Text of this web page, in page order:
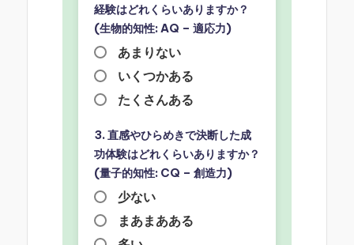
経験はどれくらいありますか？
(生物的知性: AQ – 適応力)
あまりない
いくつかある
たくさんある
3. 直感やひらめきで決断した成
功体験はどれくらいありますか？
(量子的知性: CQ – 創造力)
少ない
まあまあある